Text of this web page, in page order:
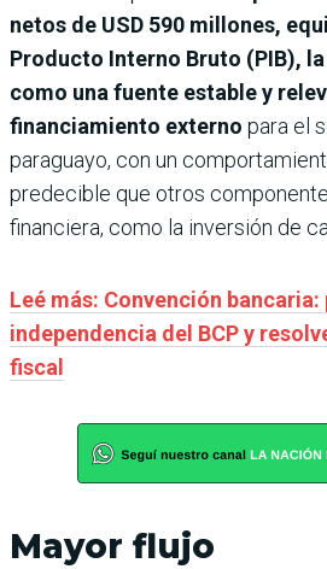
netos de USD 590 millones,
Producto Interno Bruto (PIB),
como una fuente estable y
financiamiento externo para el
paraguayo, con un
predecible que otros
financiera, como la inversión de
Leé más: Convención
independencia del BCP y
fiscal
Mayor flujo